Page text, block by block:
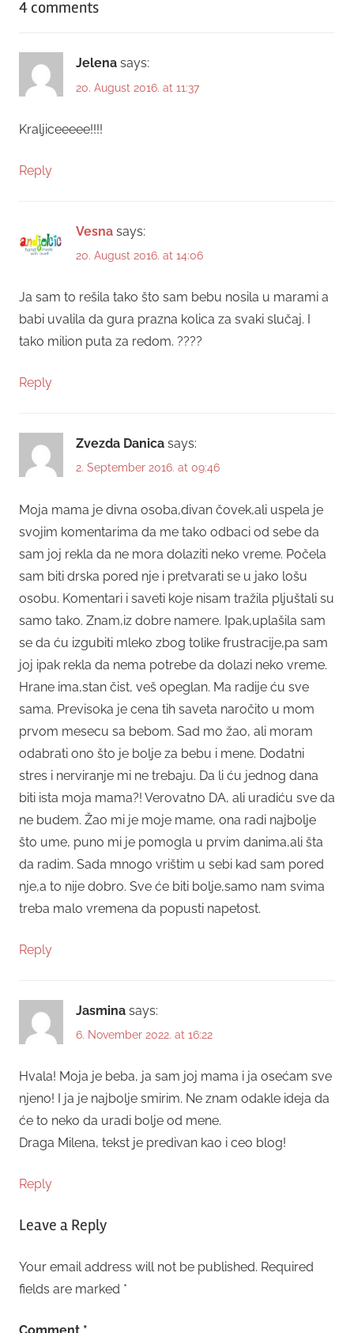
4 comments
Jelena says:
20. August 2016. at 11:37
Kraljiceeeee!!!!
Reply
Vesna says:
20. August 2016. at 14:06
Ja sam to rešila tako što sam bebu nosila u marami a
babi uvalila da gura prazna kolica za svaki slučaj. I
tako milion puta za redom. ????
Reply
Zvezda Danica says:
2. September 2016. at 09:46
Moja mama je divna osoba,divan čovek,ali uspela je
svojim komentarima da me tako odbaci od sebe da
sam joj rekla da ne mora dolaziti neko vreme. Počela
sam biti drska pored nje i pretvarati se u jako lošu
osobu. Komentari i saveti koje nisam tražila pljuštali su
samo tako. Znam,iz dobre namere. Ipak,uplašila sam
se da ću izgubiti mleko zbog tolike frustracije,pa sam
joj ipak rekla da nema potrebe da dolazi neko vreme.
Hrane ima,stan čist, veš opeglan. Ma radije ću sve
sama. Previsoka je cena tih saveta naročito u mom
prvom mesecu sa bebom. Sad mo žao, ali moram
odabrati ono što je bolje za bebu i mene. Dodatni
stres i nerviranje mi ne trebaju. Da li ću jednog dana
biti ista moja mama?! Verovatno DA, ali uradiću sve da
ne budem. Žao mi je moje mame, ona radi najbolje
što ume, puno mi je pomogla u prvim danima,ali šta
da radim. Sada mnogo vrištim u sebi kad sam pored
nje,a to nije dobro. Sve će biti bolje,samo nam svima
treba malo vremena da popusti napetost.
Reply
Jasmina says:
6. November 2022. at 16:22
Hvala! Moja je beba, ja sam joj mama i ja osećam sve
njeno! I ja je najbolje smirim. Ne znam odakle ideja da
će to neko da uradi bolje od mene.
Draga Milena, tekst je predivan kao i ceo blog!
Reply
Leave a Reply
Your email address will not be published. Required
fields are marked *